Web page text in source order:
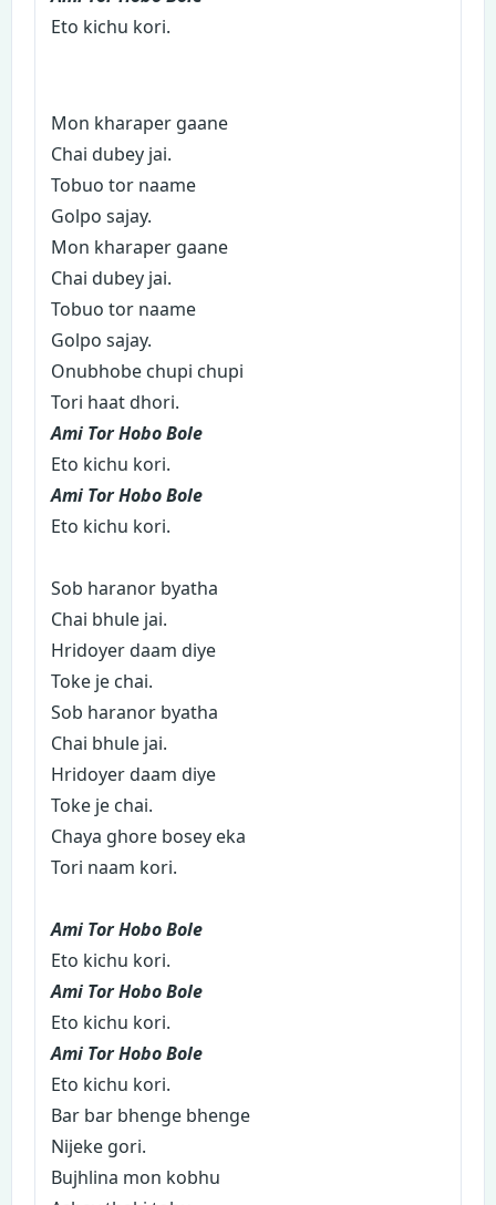
Eto kichu kori.
Mon kharaper gaane
Chai dubey jai.
Tobuo tor naame
Golpo sajay.
Mon kharaper gaane
Chai dubey jai.
Tobuo tor naame
Golpo sajay.
Onubhobe chupi chupi
Tori haat dhori.
Ami Tor Hobo Bole
Eto kichu kori.
Ami Tor Hobo Bole
Eto kichu kori.
Sob haranor byatha
Chai bhule jai.
Hridoyer daam diye
Toke je chai.
Sob haranor byatha
Chai bhule jai.
Hridoyer daam diye
Toke je chai.
Chaya ghore bosey eka
Tori naam kori.
Ami Tor Hobo Bole
Eto kichu kori.
Ami Tor Hobo Bole
Eto kichu kori.
Ami Tor Hobo Bole
Eto kichu kori.
Bar bar bhenge bhenge
Nijeke gori.
Bujhlina mon kobhu